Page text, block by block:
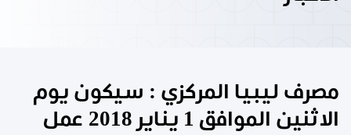
مصرف ليبيا المركزي : سيكون يوم
الاثنين الموافق 1 يناير 2018 عمل